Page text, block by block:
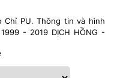
Chỉ PU. Thông tin và hình
- 2019 DỊCH HỒNG -